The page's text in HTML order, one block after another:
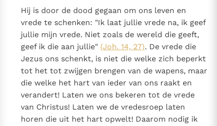
Hij is door de dood gegaan om ons leven en
vrede te schenken: "Ik laat jullie vrede na, ik geef
jullie mijn vrede. Niet zoals de wereld die geeft,
geef ik die aan jullie" (Joh. 14, 27). De vrede die
Jezus ons schenkt, is niet die welke zich beperkt
tot het tot zwijgen brengen van de wapens, maar
die welke het hart van ieder van ons raakt en
verandert! Laten we ons bekeren tot de vrede
van Christus! Laten we de vredesroep laten
horen die uit het hart opwelt! Daarom nodig ik